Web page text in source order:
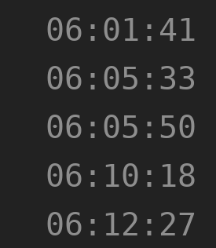
06:01:41
06:05:33
06:05:50
06:10:18
06:12:27